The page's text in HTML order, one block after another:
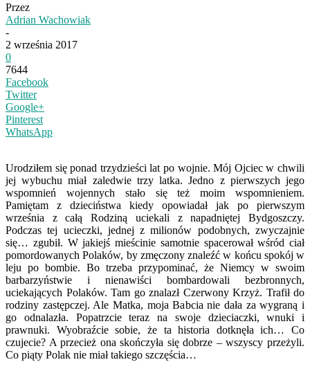
Przez
Adrian Wachowiak
-
2 września 2017
0
7644
Facebook
Twitter
Google+
Pinterest
WhatsApp
Urodziłem się ponad trzydzieści lat po wojnie. Mój Ojciec w chwili
jej wybuchu miał zaledwie trzy latka. Jedno z pierwszych jego
wspomnień wojennych stało się też moim wspomnieniem.
Pamiętam z dzieciństwa kiedy opowiadał jak po pierwszym
września z całą Rodziną uciekali z napadniętej Bydgoszczy.
Podczas tej ucieczki, jednej z milionów podobnych, zwyczajnie
się… zgubił. W jakiejś mieścinie samotnie spacerował wśród ciał
pomordowanych Polaków, by zmęczony znaleźć w końcu spokój w
leju po bombie. Bo trzeba przypominać, że Niemcy w swoim
barbarzyństwie i nienawiści bombardowali bezbronnych,
uciekających Polaków. Tam go znalazł Czerwony Krzyż. Trafił do
rodziny zastępczej. Ale Matka, moja Babcia nie dała za wygraną i
go odnalazła. Popatrzcie teraz na swoje dzieciaczki, wnuki i
prawnuki. Wyobraźcie sobie, że ta historia dotknęła ich… Co
czujecie? A przecież ona skończyła się dobrze – wszyscy przeżyli.
Co piąty Polak nie miał takiego szczęścia…